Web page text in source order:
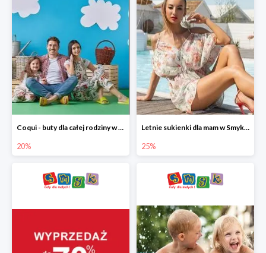
Coqui - buty dla całej rodziny w Smyku do -20%
20%
Letnie sukienki dla mam w Smyku do -25%
25%